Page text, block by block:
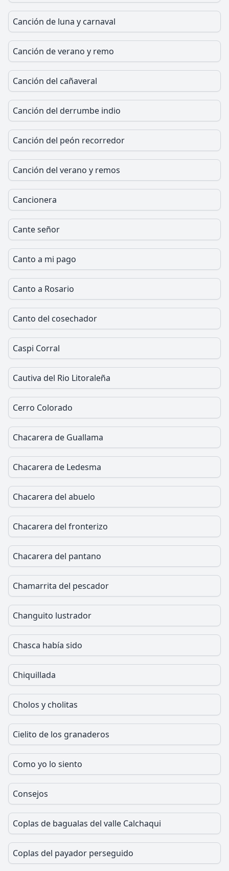
Canción de luna y carnaval
Canción de verano y remo
Canción del cañaveral
Canción del derrumbe indio
Canción del peón recorredor
Canción del verano y remos
Cancionera
Cante señor
Canto a mi pago
Canto a Rosario
Canto del cosechador
Caspi Corral
Cautiva del Rio Litoraleña
Cerro Colorado
Chacarera de Guallama
Chacarera de Ledesma
Chacarera del abuelo
Chacarera del fronterizo
Chacarera del pantano
Chamarrita del pescador
Changuito lustrador
Chasca había sido
Chiquillada
Cholos y cholitas
Cielito de los granaderos
Como yo lo siento
Consejos
Coplas de bagualas del valle Calchaqui
Coplas del payador perseguido